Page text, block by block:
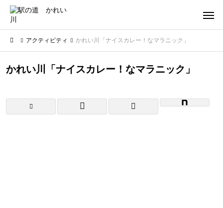
アクティビティ かれい川「ナイスカレー！なマラニック」
かれい川「ナイスカレー！なマラニック」